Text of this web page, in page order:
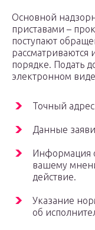
Основной
приставами –
поступают
рассматриваются
порядке. Подать
электронном
Точный
Данные
Информация
вашему
действие.
Указание
об